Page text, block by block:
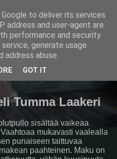
Tumma Laakeri
sisältää vaikeaa
Vaahtoaa mukavasti vaalealla
punaiseen taittuvaa
paahteinen. Maku on
to deliver its services
address and user-agent are
performance and security
generate usage
abuse.
GOT IT